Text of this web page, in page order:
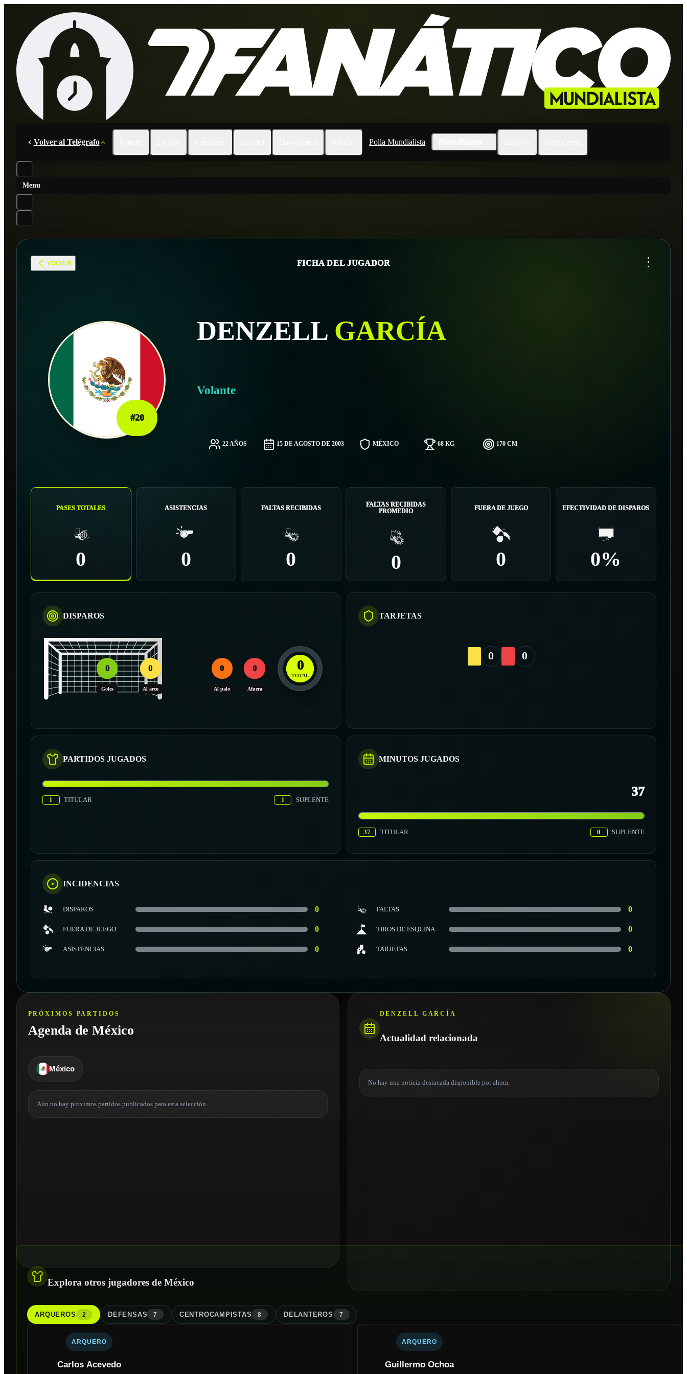
Volver al Telégrafo Polla Mundialista
Menu
VOLVER FICHA DEL JUGADOR ...
#20
DENZELL GARCÍA
Volante
22 AÑOS 15 DE AGOSTO DE 2003 MÉXICO 68 KG 170 CM
PASES TOTALES
0
ASISTENCIAS
0
FALTAS RECIBIDAS
0
FALTAS RECIBIDAS
PROMEDIO
0
FUERA DE JUEGO
0
EFECTIVIDAD DE DISPAROS
0%
DISPAROS
0
Goles
0
Al arco
0
Al palo
0
Afuera
0
TOTAL
TARJETAS
0 0
PARTIDOS JUGADOS
1 TITULAR 1 SUPLENTE
MINUTOS JUGADOS
37
37 TITULAR 0 SUPLENTE
INCIDENCIAS
DISPAROS 0 FALTAS 0
FUERA DE JUEGO 0 TIROS DE ESQUINA 0
ASISTENCIAS 0 TARJETAS 0
PRÓXIMOS PARTIDOS
Agenda de México
México
Aún no hay proximos partidos publicados para esta selección.
DENZELL GARCÍA
Actualidad relacionada
No hay una noticia destacada disponible por ahora.
Explora otros jugadores de México
ARQUEROS 2 DEFENSAS 7 CENTROCAMPISTAS 8 DELANTEROS 7
ARQUERO
Carlos Acevedo
ARQUERO
Guillermo Ochoa